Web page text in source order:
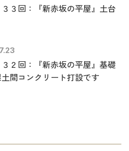
３回：『新赤坂の平屋』土台
２回：『新赤坂の平屋』基礎
間コンクリート打設です